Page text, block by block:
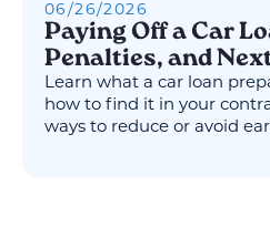
06 /26/2026
Paying Off a Car
Penalties, and
Learn what a car loan
how to find it in your
ways to reduce or avoid